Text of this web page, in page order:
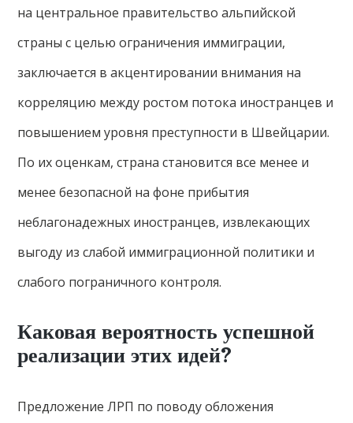
на центральное правительство альпийской
страны с целью ограничения иммиграции,
заключается в акцентировании внимания на
корреляцию между ростом потока иностранцев и
повышением уровня преступности в Швейцарии.
По их оценкам, страна становится все менее и
менее безопасной на фоне прибытия
неблагонадежных иностранцев, извлекающих
выгоду из слабой иммиграционной политики и
слабого пограничного контроля.
Каковая вероятность успешной
реализации этих идей?
Предложение ЛРП по поводу обложения